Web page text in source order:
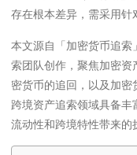
存在根本差异，需采用针
本文源自「加密货币追索
索团队创作，聚焦加密
密货币的追回，以及加
跨境资产追索领域具备
流动性和跨境特性带来的